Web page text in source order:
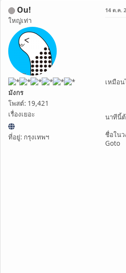
Ou!
ใหญ่เท่า
มังกร
โพสต์: 19,421
เรื่องเยอะ
ที่อยู่: กรุงเทพฯ
14 ต.ค.
เหมือ
นาทีนี้
ชื่อในว
Goto